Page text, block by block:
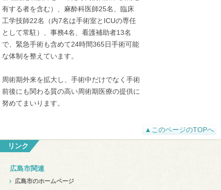
有する者を含む）、麻酔科医師25名、臨床
工学技師22名（内7名は手術室とICUの専任
として常駐）、事務4名、看護補助者13名
で、緊急手術も含めて24時間365日手術可能
な体制を整えています。
周術期外来を拡大し、手術中だけでなく手術
前後にも関わる質の高い周術期医療の提供に
努めてまいります。
▲このページのTOPへ
リンク
広島市関連
広島市のホームページ